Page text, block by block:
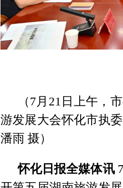
（7月21日上午，
游发展大会怀化市执
潘雨 摄）
怀化日报全媒体讯